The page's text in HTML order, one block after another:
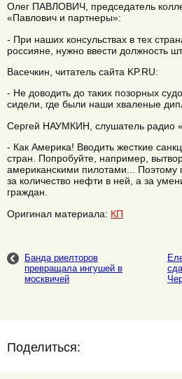
Олег ПАВЛОВИЧ, председатель
«Павлович и партнеры»:
- При наших консульствах в тех
россияне, нужно ввести должность
Васечкин, читатель сайта KP.RU:
- Не доводить до таких позорных
сидели, где были наши хваленые
Сергей НАУМКИН, слушатель радио
- Как Америка! Вводить жесткие
стран. Попробуйте, например,
американскими пилотами... Поэтому
за количество нефти в ней, а за
граждан.
Оригинал материала: КП
Банда риелторов
превращала ингушей в
москвичей
Поделиться: